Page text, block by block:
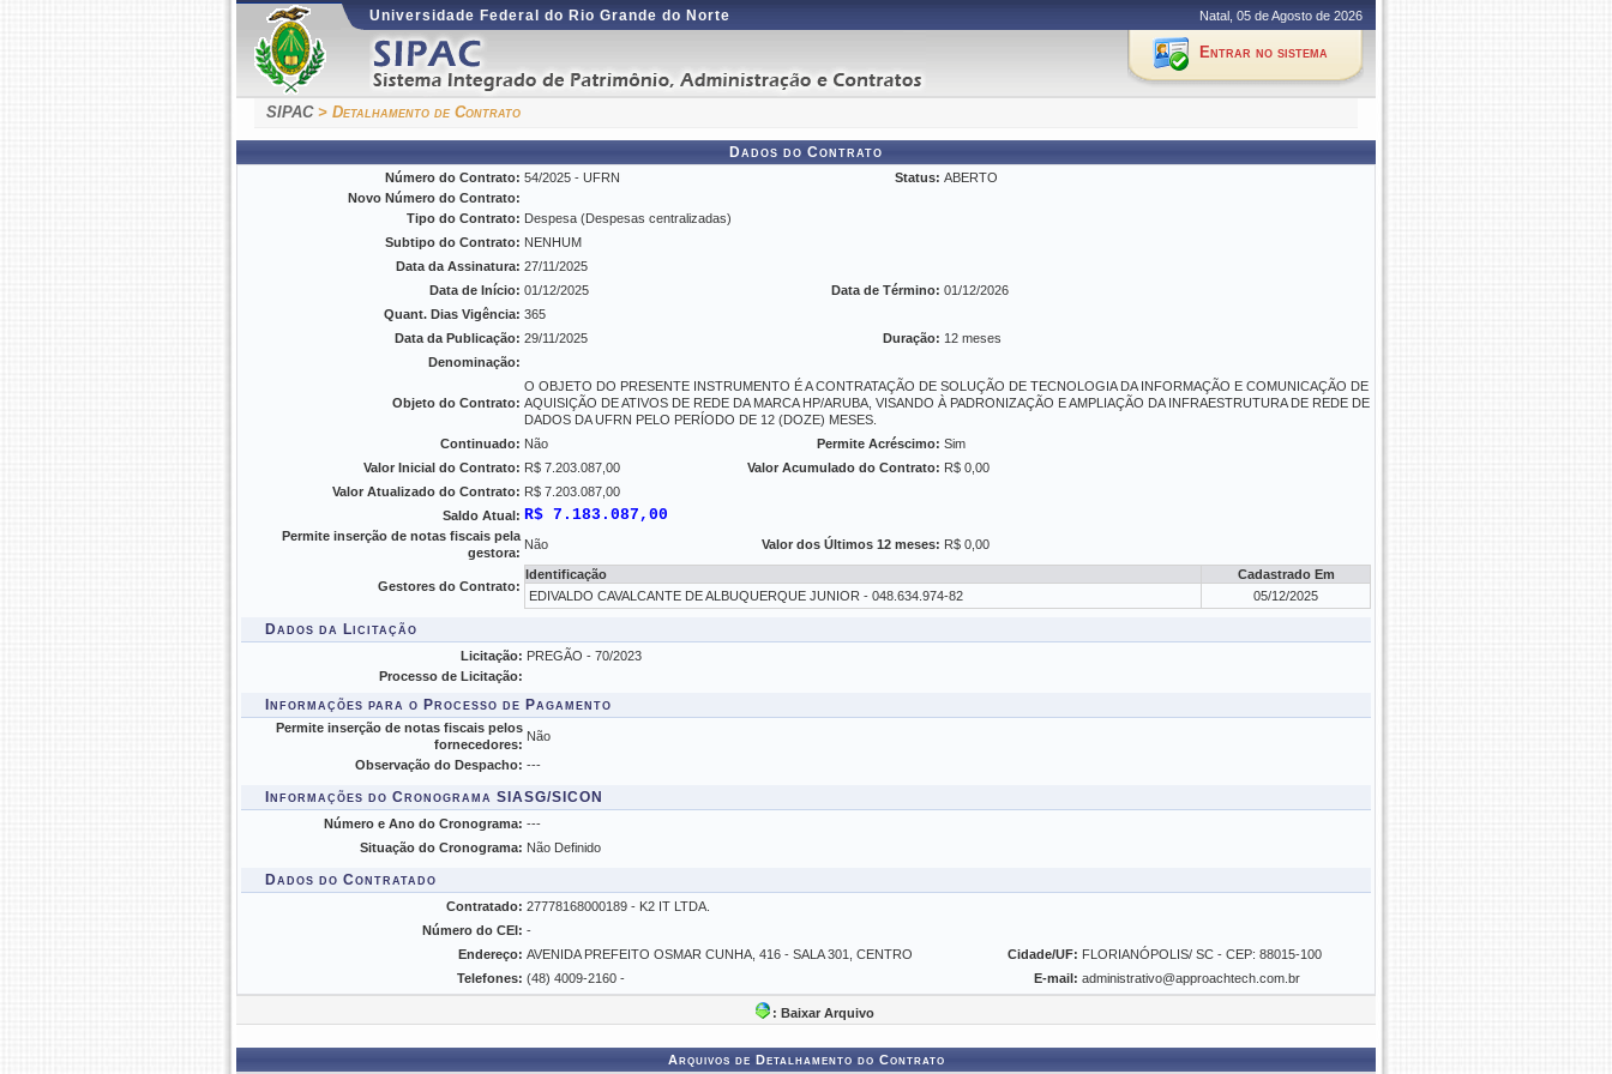
Universidade Federal do Rio Grande do Norte Natal, 05 de Agosto de 2026
Entrar no sistema
SIPAC> Detalhamento de Contrato
Dados do Contrato
Número do Contrato: 54/2025 - UFRN Status: ABERTO
Novo Número do Contrato:
Tipo do Contrato: Despesa (Despesas centralizadas)
Subtipo do Contrato: NENHUM
Data da Assinatura: 27/11/2025
Data de Início: 01/12/2025 Data de Término: 01/12/2026
Quant. Dias Vigência: 365
Data da Publicação: 29/11/2025 Duração: 12 meses
Denominação:
Objeto do Contrato:
O OBJETO DO PRESENTE INSTRUMENTO É A CONTRATAÇÃO DE SOLUÇÃO DE TECNOLOGIA DA INFORMAÇÃO E COMUNICAÇÃO DE
AQUISIÇÃO DE ATIVOS DE REDE DA MARCA HP/ARUBA, VISANDO À PADRONIZAÇÃO E AMPLIAÇÃO DA INFRAESTRUTURA DE REDE DE
DADOS DA UFRN PELO PERÍODO DE 12 (DOZE) MESES.
Continuado: Não Permite Acréscimo: Sim
Valor Inicial do Contrato: R$ 7.203.087,00 Valor Acumulado do Contrato: R$ 0,00
Valor Atualizado do Contrato: R$ 7.203.087,00
Saldo Atual: R$ 7.183.087,00
Permite inserção de notas fiscais pela
gestora:
Não Valor dos Últimos 12 meses: R$ 0,00
Gestores do Contrato:
Identificação
Cadastrado Em
EDIVALDO CAVALCANTE DE ALBUQUERQUE JUNIOR - 048.634.974-82
05/12/2025
Dados da Licitação
Licitação: PREGÃO - 70/2023
Processo de Licitação:
Informações para o Processo de Pagamento
Permite inserção de notas fiscais pelos
fornecedores:
Não
Observação do Despacho: ---
Informações do Cronograma SIASG/SICON
Número e Ano do Cronograma: ---
Situação do Cronograma: Não Definido
Dados do Contratado
Contratado: 27778168000189 - K2 IT LTDA.
Número do CEI: -
Endereço: AVENIDA PREFEITO OSMAR CUNHA, 416 - SALA 301, CENTRO Cidade/UF: FLORIANÓPOLIS/ SC - CEP: 88015-100
Telefones: (48) 4009-2160 - E-mail: administrativo@approachtech.com.br
: Baixar Arquivo
Arquivos de Detalhamento do Contrato